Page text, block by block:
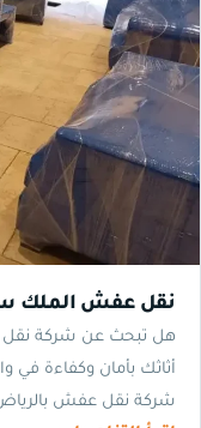
نقل عفش الملك
هل تبحث عن شركة نقل
أثاثك بأمان وكفاءة في
شركة نقل عفش